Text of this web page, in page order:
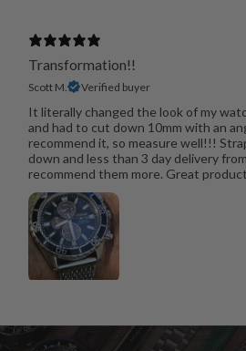
Transformation!!
Scott M. Verified buyer
It literally changed the look of my
and had to cut down 10mm with an
recommend it, so measure well!!!
down and less than 3 day delivery
recommend them more. Great